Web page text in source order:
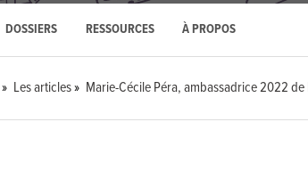
DOSSIERS RESSOURCES À PROPOS
Les articles Marie-Cécile Péra, ambassadrice 2022 de